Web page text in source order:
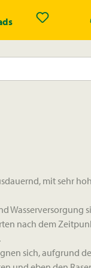
Du hast
mit sehr
Wasserversorgung
nach dem
sich, aufgrund